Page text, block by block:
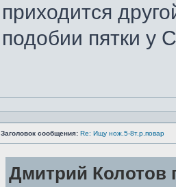
приходится
подобии пятки у
Заголовок сообщения: Re: Ищу нож.5-8т.р.повар
Дмитрий Колотов